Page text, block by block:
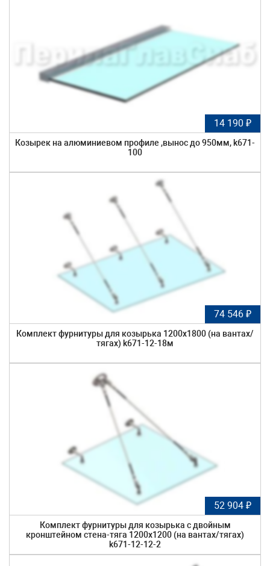
14 190 ₽
Козырек на алюминиевом профиле ,вынос до 950мм, k671-
100
74 546 ₽
Комплект фурнитуры для козырька 1200х1800 (на вантах/
тягах) k671-12-18м
52 904 ₽
Комплект фурнитуры для козырька с двойным
кронштейном стена-тяга 1200х1200 (на вантах/тягах)
k671-12-12-2